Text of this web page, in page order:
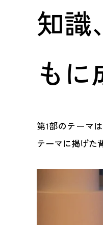
知識
もに
第1部のテーマ
テーマに掲げた